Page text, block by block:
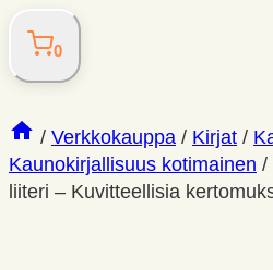
0
/ Verkkokauppa / Kirjat /
Kaunokirjallisuus kotimainen /
liiteri – Kuvitteellisia